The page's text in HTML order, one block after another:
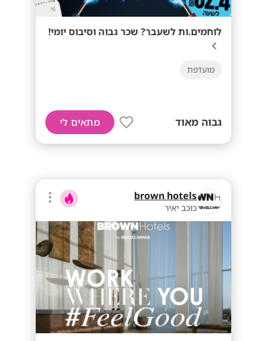
לוחמים.ות לשעבר? שכר גבוה וסיבוס יומי!
מועדפת
גבוה מאוד מתאים לי
brown hotels
כוכב יאיר